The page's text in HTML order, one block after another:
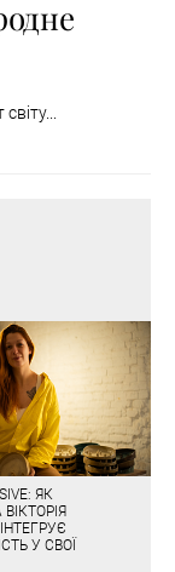
ЯК
У СВОЇ